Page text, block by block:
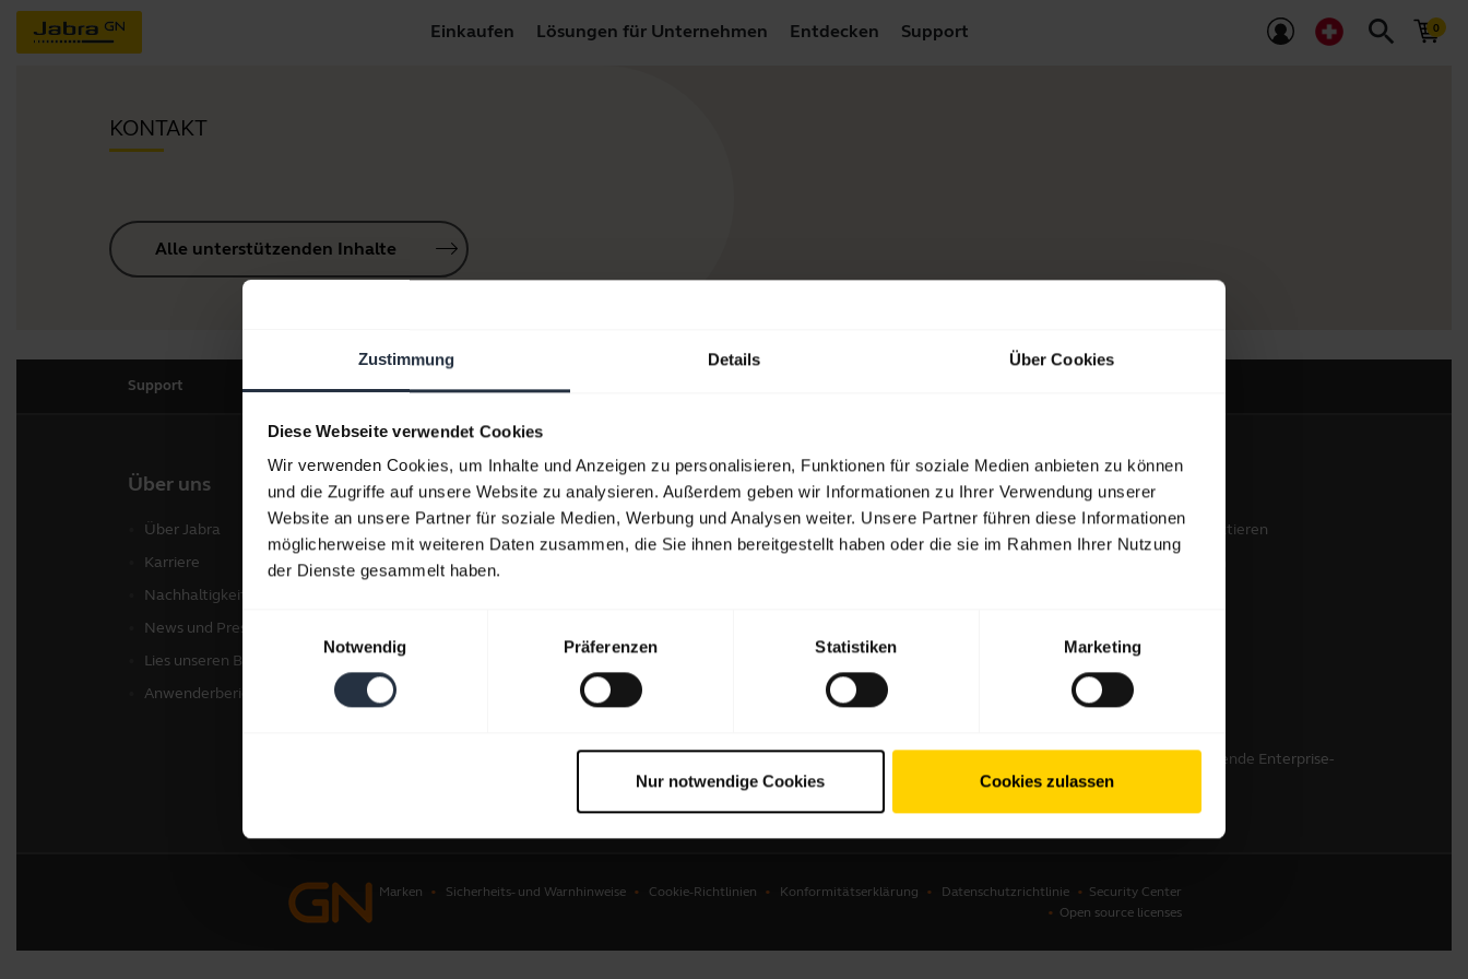
Zustimmung Details Über Cookies
Diese Webseite verwendet Cookies
Wir verwenden Cookies, um Inhalte und Anzeigen zu personalisieren, Funktionen für soziale Medien anbieten zu können
und die Zugriffe auf unsere Website zu analysieren. Außerdem geben wir Informationen zu Ihrer Verwendung unserer
Website an unsere Partner für soziale Medien, Werbung und Analysen weiter. Unsere Partner führen diese Informationen
möglicherweise mit weiteren Daten zusammen, die Sie ihnen bereitgestellt haben oder die sie im Rahmen Ihrer Nutzung
der Dienste gesammelt haben.
Notwendig
Präferenzen Statistiken Marketing
Nur notwendige Cookies Cookies zulassen
Einkaufen Lösungen für Unternehmen Entdecken Support search
KONTAKT
Alle unterstützenden Inhalte
Support
Über uns
Über Jabra
Karriere
Nachhaltigkeit
News und Pressemitteilungen
Lies unseren Blog
Anwenderberichte
Unsere Produkte
Headsets
Freisprechlösungen
So kaufen Sie
Partner suchen
Kontakt
Jabra-Vertrieb kontaktieren
Entwicklerprogramm
Partnerprogramm
Richtlinie für auslaufende Enterprise-
Produkte
Marken Sicherheits- und Warnhinweise Cookie-Richtlinien Konformitätserklärung Datenschutzrichtlinie
Security Center
Open source licenses